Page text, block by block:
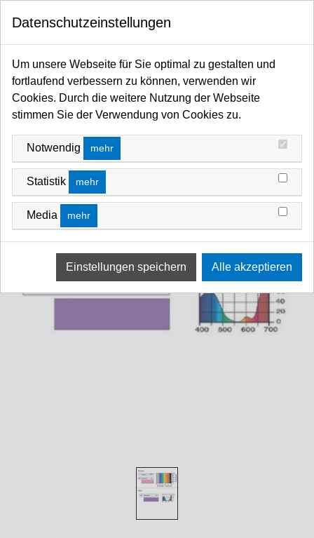
Startseite Filter / Farbfilter Farbfilter Rollen und Zuschnitte Violett-Bereich
Datenschutzeinstellungen
Um unsere Webseite für Sie optimal zu gestalten und
fortlaufend verbessern zu können, verwenden wir
Cookies. Durch die weitere Nutzung der Webseite
stimmen Sie der Verwendung von Cookies zu.
Notwendig mehr
Statistik mehr
Media mehr